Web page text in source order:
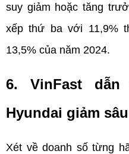
suy giảm hoặc tăng
xếp thứ ba với 11,9%
13,5% của năm 2024.
6. VinFast dẫn
Hyundai giảm sâu
Xét về doanh số từng